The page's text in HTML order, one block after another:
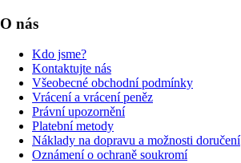
O nás
Kdo jsme?
Kontaktujte nás
Všeobecné obchodní podmínky
Vrácení a vrácení peněz
Právní upozornění
Platební metody
Náklady na dopravu a možnosti doručení
Oznámení o ochraně soukromí